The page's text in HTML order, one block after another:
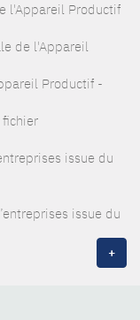
l'Appareil Productif
de l'Appareil
Productif -
fichier
issue du
issue du
+